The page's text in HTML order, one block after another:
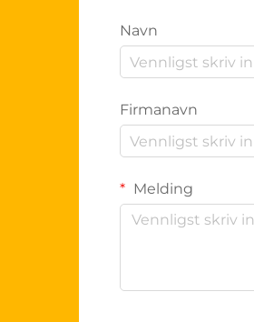
Navn
Firmanavn
Melding